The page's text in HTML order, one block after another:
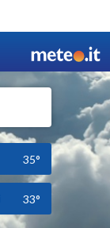
35°
33°